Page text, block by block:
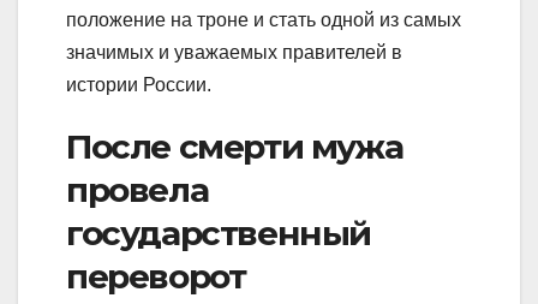
положение на троне и стать одной из самых
значимых и уважаемых правителей в
истории России.
После смерти мужа
провела
государственный
переворот